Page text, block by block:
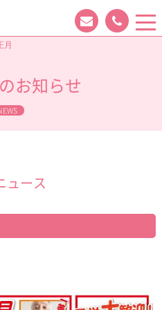
月
お知らせ
ュース